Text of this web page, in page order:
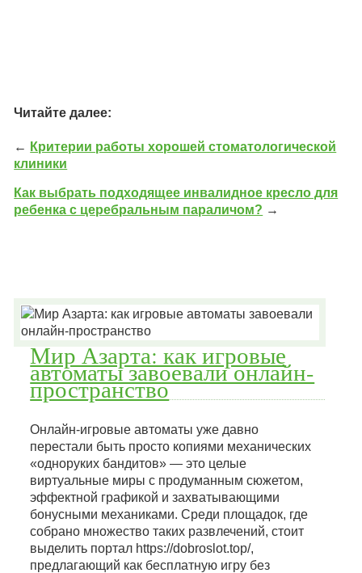
Читайте далее:
← Критерии работы хорошей стоматологической
клиники
Как выбрать подходящее инвалидное кресло для
ребенка с церебральным параличом? →
Мир Азарта: как игровые
автоматы завоевали онлайн-
пространство
Онлайн-игровые автоматы уже давно
перестали быть просто копиями механических
«одноруких бандитов» — это целые
виртуальные миры с продуманным сюжетом,
эффектной графикой и захватывающими
бонусными механиками. Среди площадок, где
собрано множество таких развлечений, стоит
выделить портал https://dobroslot.top/,
предлагающий как бесплатную игру без